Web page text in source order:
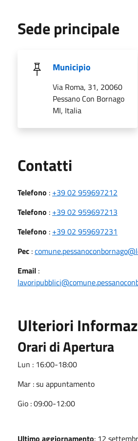
Sede principale
Municipio
Via Roma, 31, 20060
Pessano Con Bornago
MI, Italia
Contatti
Telefono : +39 02 959697212
Telefono : +39 02 959697213
Telefono : +39 02 959697231
Pec :
Email :
Ulteriori
Orari di Apertura
Lun : 16:00-18:00
Mar : su appuntamento
Gio : 09:00-12:00
Ultimo aggiornamento: 12